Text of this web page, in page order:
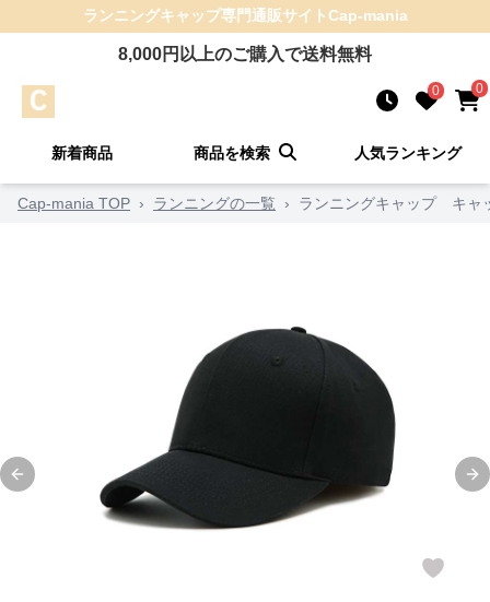
ランニングキャップ専門通販サイトCap-mania
8,000円以上のご購入で送料無料
0 0
新着商品 商品を検索 人気ランキング
Cap-mania TOP › ランニングの一覧 › ランニングキャップ キャ
Previous slide